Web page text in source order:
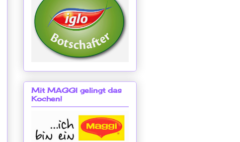
Mit MAGGI gelingt das
Kochen!